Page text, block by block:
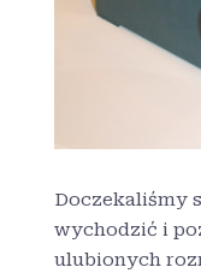
Doczekaliśmy
wychodzić i
ulubionych